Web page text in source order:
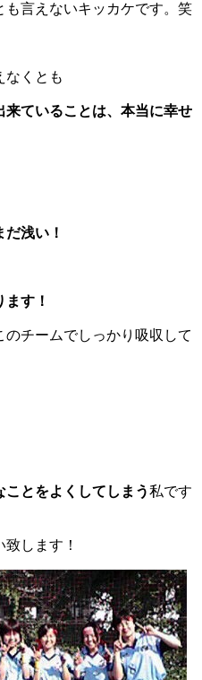
も言えないキッカケです。笑
なくとも
ていることは、本当に幸せ
だ浅い！
す！
チームでしっかり吸収して
とをよくしてしまう私です
します！